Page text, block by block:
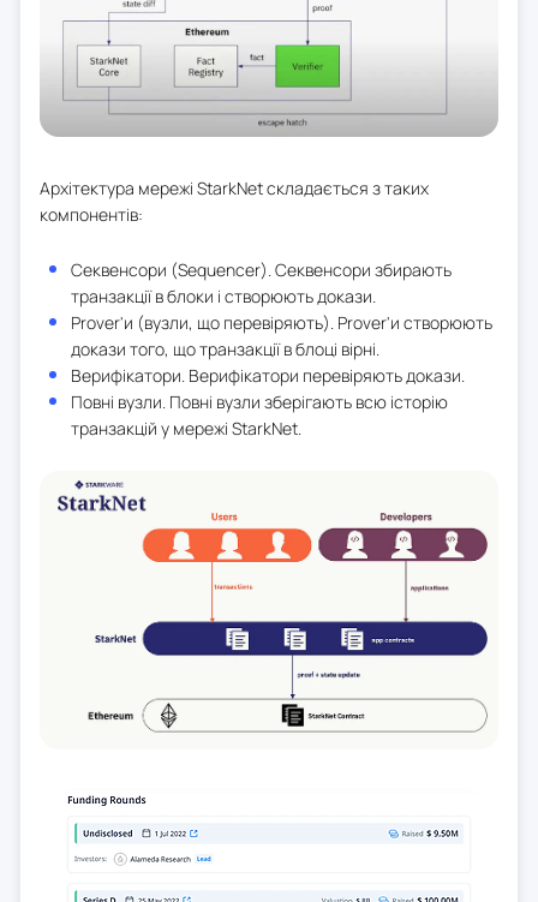
Архітектура мережі StarkNet складається з таких
компонентів:
Секвенсори (Sequencer). Секвенсори збирають
транзакції в блоки і створюють докази.
Prover'и (вузли, що перевіряють). Prover'и створюють
докази того, що транзакції в блоці вірні.
Верифікатори. Верифікатори перевіряють докази.
Повні вузли. Повні вузли зберігають всю історію
транзакцій у мережі StarkNet.